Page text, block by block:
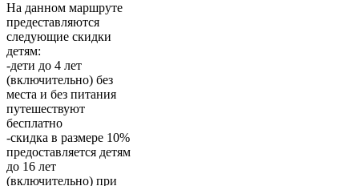
На данном маршруте
предеставляются
следующие скидки
детям:
-дети до 4 лет
(включительно) без
места и без питания
путешествуют
бесплатно
-скидка в размере 10%
предоставляется детям
до 16 лет
(включительно) при